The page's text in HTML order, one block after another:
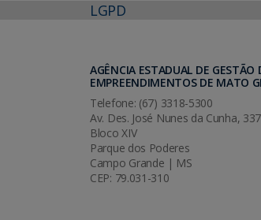
LGPD
AGÊNCIA ESTADUAL DE GESTÃO
EMPREENDIMENTOS DE MATO
Telefone: (67) 3318-5300
Av. Des. José Nunes da Cunha, 337
Bloco XIV
Parque dos Poderes
Campo Grande | MS
CEP: 79.031-310